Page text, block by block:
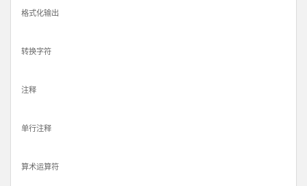
格式化输出
转换字符
注释
单行注释
算术运算符